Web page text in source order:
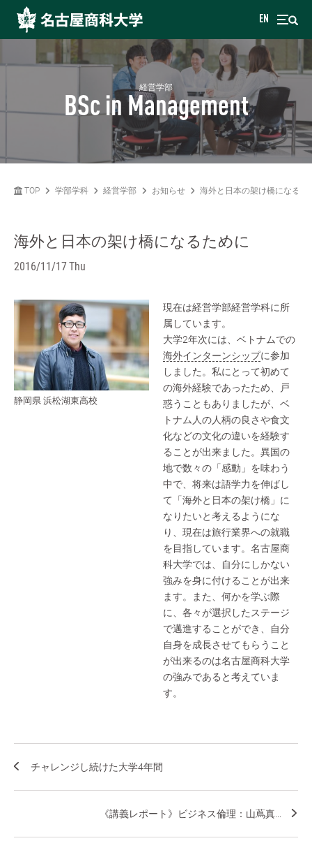
EN
経営学部
BSc in Management
TOP 学部学科 経営学部 お知らせ 海外と日本の架け橋になるた
海外と日本の架け橋になるために
2016/11/17 Thu
静岡県 浜松湖東高校
現在は経営学部経営学科に所
属しています。
大学2年次には、ベトナムでの
海外インターンシップに参加
しました。私にとって初めて
の海外経験であったため、戸
惑うこともありましたが、ベ
トナム人の人柄の良さや食文
化などの文化の違いを経験す
ることが出来ました。異国の
地で数々の「感動」を味わう
中で、将来は語学力を伸ばし
て「海外と日本の架け橋」に
なりたいと考えるようにな
り、現在は旅行業界への就職
を目指しています。名古屋商
科大学では、自分にしかない
強みを身に付けることが出来
ます。また、何かを学ぶ際
に、各々が選択したステージ
で邁進することができ、自分
自身を成長させてもらうこと
が出来るのは名古屋商科大学
の強みであると考えていま
す。
チャレンジし続けた大学4年間
《講義レポート》ビジネス倫理：山蔦真...